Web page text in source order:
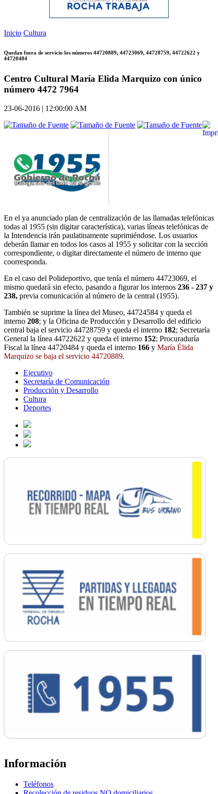
Inicio Cultura
Quedan fuera de servicio los números 44720889, 44723069, 44728759, 44722622 y
44720484
Centro Cultural María Elida Marquizo con único
número 4472 7964
23-06-2016 | 12:00:00 AM
En el ya anunciado plan de centralización de las llamadas telefónicas
todas al 1955 (sin digitar característica), varias líneas telefónicas de
la Intendencia irán paulatinamente suprimiéndose. Los usuarios
deberán llamar en todos los casos al 1955 y solicitar con la sección
correspondiente, o digitar directamente el número de interno que
coorresponda.
En el caso del Polideportivo, que tenía el número 44723069, el
mismo quedará sin efecto, pasando a figurar los internos 236 - 237 y
238, previa comunicación al número de la central (1955).
También se suprime la línea del Museo, 44724584 y queda el
interno 208; y la Oficina de Producción y Desarrollo del edificio
central baja el servicio 44728759 y queda el interno 182; Secretaría
General la línea 44722622 y queda el interno 152; Procuraduría
Fiscal la línea 44720484 y queda el interno 166 y María Élida
Marquizo se baja el servicio 44720889.
Ejecutivo
Secretaría de Comunicación
Producción y Desarrollo
Cultura
Deportes
Información
Teléfonos